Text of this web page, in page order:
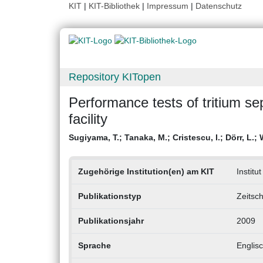
KIT | KIT-Bibliothek | Impressum | Datenschutz
Repository KITopen
Performance tests of tritium
facility
Sugiyama, T.; Tanaka, M.; Cristescu, I.; Dörr, L.;
Zugehörige Institution(en) am KIT
Publikationstyp
Publikationsjahr 2009
Sprache